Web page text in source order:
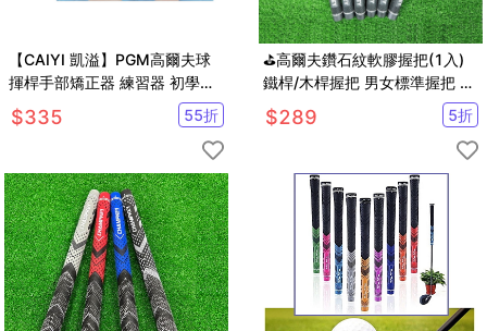
【CAIYI 凱溢】PGM高爾夫球
揮桿手部矯正器 練習器 初學者
糾正揮桿動作練習器
$335 55折
⛳高爾夫鑽石紋軟膠握把(1入)
鐵桿/木桿握把 男女標準握把 橡
膠防滑【GF31007】
$289 5折